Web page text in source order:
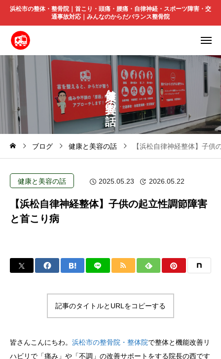
浜松市の整体・整骨院｜首こり・頭痛・腰痛・自律神経・スポーツ障害・交
通事故対応｜みんなのからだバランス整骨院
と
の
ブログ 健康と美容の話 【浜松自律神経整体】子供
健康と美容の話 2025.05.23 2026.05.22
【浜松自律神経整体】子供の起立性調節障害
と首こり病
記事のタイトルとURLをコピーする
皆さんこんにちわ。 浜松市の整骨院・整体院で整体と機能改善リ
ハビリで「痛み」や「不調」の改善サポートをする院長の西です